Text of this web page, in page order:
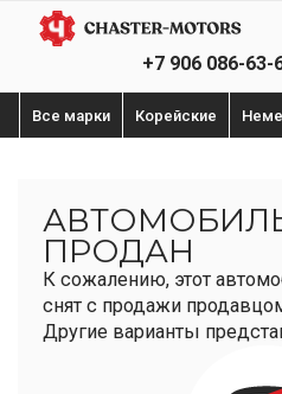
+7 906 086-63-
Все марки Корейские
ПРОДАН
К сожалению, этот
снят с продажи
Другие варианты